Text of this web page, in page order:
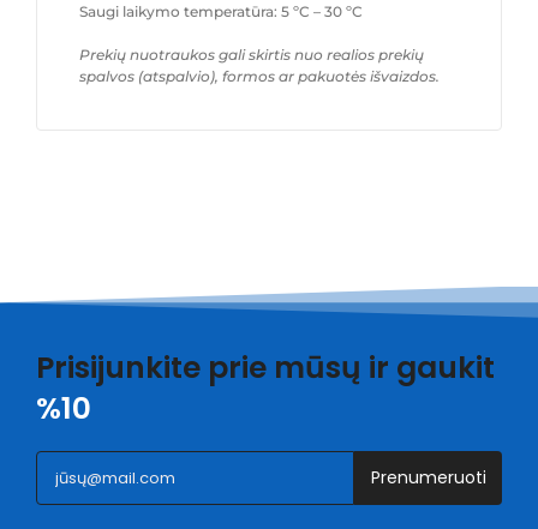
Saugi laikymo temperatūra: 5 ºC – 30 ºC
Prekių nuotraukos gali skirtis nuo realios prekių
spalvos (atspalvio), formos ar pakuotės išvaizdos.
Prisijunkite prie mūsų ir gaukit
%10
Prenumeruoti